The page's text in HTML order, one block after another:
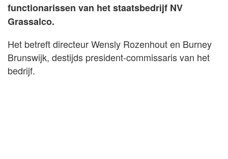
functionarissen van het staatsbedrijf NV
Grassalco.
Het betreft directeur Wensly Rozenhout en Burney
Brunswijk, destijds president-commissaris van het
bedrijf.